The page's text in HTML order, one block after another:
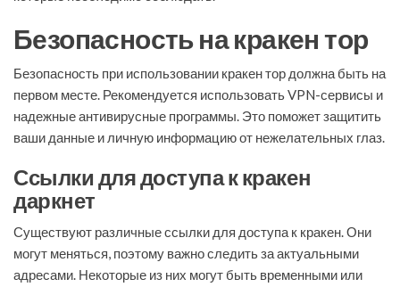
Безопасность на кракен тор
Безопасность при использовании кракен тор должна быть на
первом месте. Рекомендуется использовать VPN-сервисы и
надежные антивирусные программы. Это поможет защитить
ваши данные и личную информацию от нежелательных глаз.
Ссылки для доступа к кракен
даркнет
Существуют различные ссылки для доступа к кракен. Они
могут меняться, поэтому важно следить за актуальными
адресами. Некоторые из них могут быть временными или